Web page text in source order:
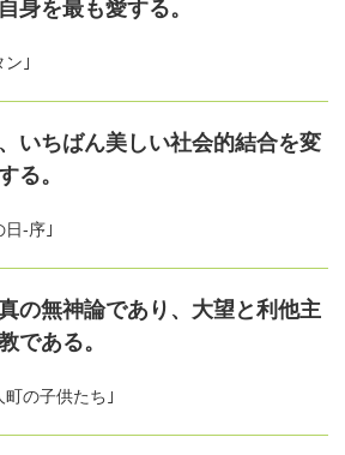
身を最も愛する。
ン｣
いちばん美しい社会的結合を変
る。
日-序｣
の無神論であり、大望と利他主
である。
の子供たち｣